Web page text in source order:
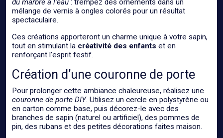
du marbré à l’eau : trempez des ornements dans un
mélange de vernis à ongles colorés pour un résultat
spectaculaire.
Ces créations apporteront un charme unique à votre sapin,
tout en stimulant la créativité des enfants et en
renforçant l’esprit festif.
Création d’une couronne de porte
Pour prolonger cette ambiance chaleureuse, réalisez une
couronne de porte DIY. Utilisez un cercle en polystyrène ou
en carton comme base, puis décorez-le avec des
branches de sapin (naturel ou artificiel), des pommes de
pin, des rubans et des petites décorations faites maison.